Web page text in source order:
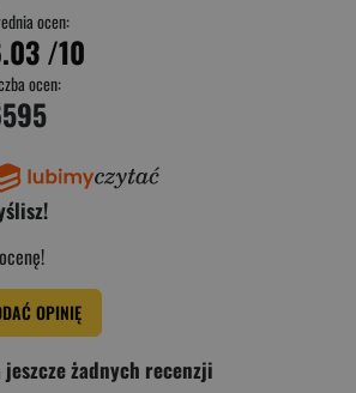
ocen:
/10
ocen:
OPINIĘ
żadnych recenzji